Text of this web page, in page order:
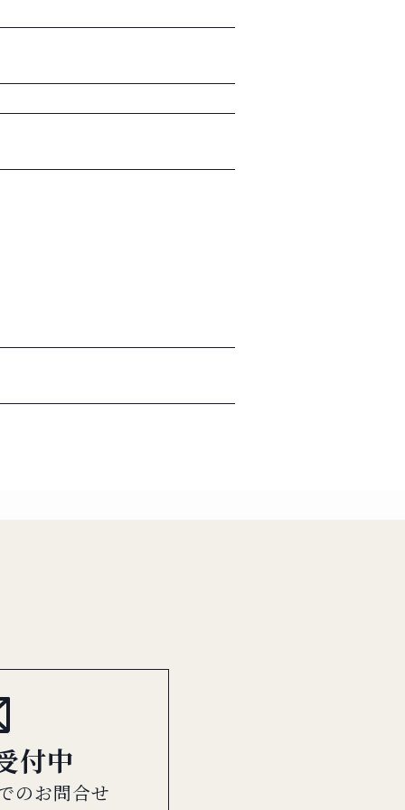
付中
のお問合せ